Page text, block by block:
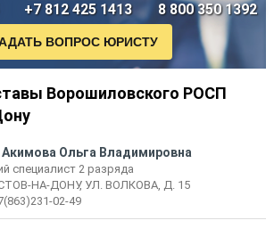
+7 812 425 1413 8 800 350 1392
Ворошиловского РОСП
Ольга Владимировна
специалист 2 разряда
НА-ДОНУ, УЛ. ВОЛКОВА, Д. 15
02-49